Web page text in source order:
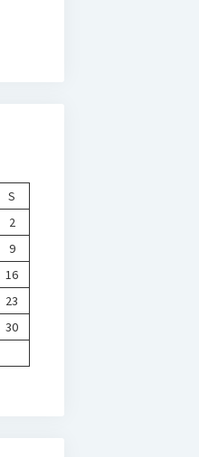
S
2
9
16
23
30